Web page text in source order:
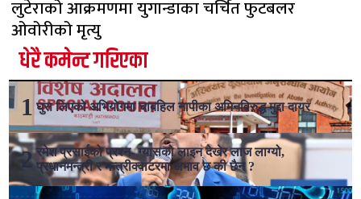
लुटेराको आक्रमणमा युगान्डाका चर्चित फुटबलर
ओवोरीको मृत्यु
धेरै कमेन्ट गरिएका
घुस लिएको अभियोगमा चाबहिल नापीका अमिनविरुद्ध मुद्दा दायर
रमेश प्रसाईको प्रश्न- ग्यासको लाइन देखेर लाज लाग्यो,
प्रधानमन्त्री र मन्त्रीक्वाटरमा अभाव छ की छैन ?